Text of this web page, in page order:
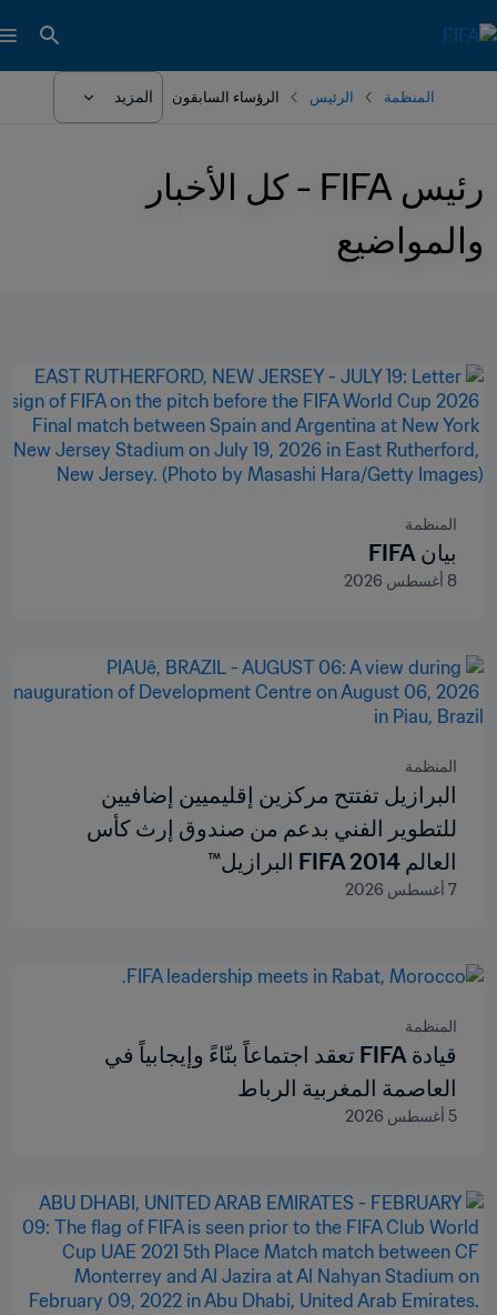
المنظمة الرئيس الرؤساء السابقون المزيد
والمواضيع
المنظمة
بيان FIFA
8 أغسطس 2026
المنظمة
البرازيل تفتتح مركزين إقليميين إضافيين
للتطوير الفني بدعم من صندوق إرث كأس
العالم FIFA 2014 البرازيل™
7 أغسطس 2026
المنظمة
قيادة FIFA تعقد اجتماعاً بنّاءً وإيجابياً في
العاصمة المغربية الرباط
5 أغسطس 2026